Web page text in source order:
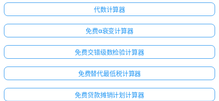
代数计算器
免费α衰变计算器
免费交错级数检验计算器
免费替代最低税计算器
免费贷款摊销计划计算器